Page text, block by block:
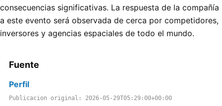
consecuencias significativas. La respuesta de la compañía
a este evento será observada de cerca por competidores,
inversores y agencias espaciales de todo el mundo.
Fuente
Perfil
Publicacion original: 2026-05-29T05:29:00+00:00